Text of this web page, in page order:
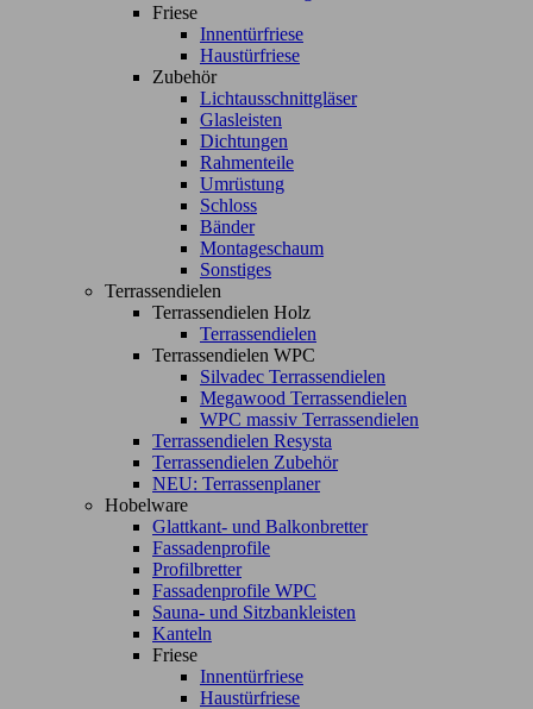
Friese
Innentürfriese
Haustürfriese
Zubehör
Lichtausschnittgläser
Glasleisten
Dichtungen
Rahmenteile
Umrüstung
Schloss
Bänder
Montageschaum
Sonstiges
Terrassendielen
Terrassendielen Holz
Terrassendielen
Terrassendielen WPC
Silvadec Terrassendielen
Megawood Terrassendielen
WPC massiv Terrassendielen
Terrassendielen Resysta
Terrassendielen Zubehör
NEU: Terrassenplaner
Hobelware
Glattkant- und Balkonbretter
Fassadenprofile
Profilbretter
Fassadenprofile WPC
Sauna- und Sitzbankleisten
Kanteln
Friese
Innentürfriese
Haustürfriese